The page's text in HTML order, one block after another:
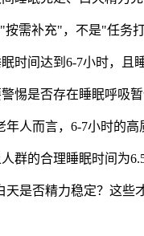
需补充"，不是"任务
时间达到6-7小时，且
惕是否存在睡眠呼吸
人而言，6-7小时的高
群的合理睡眠时间为
是否精力稳定？这些